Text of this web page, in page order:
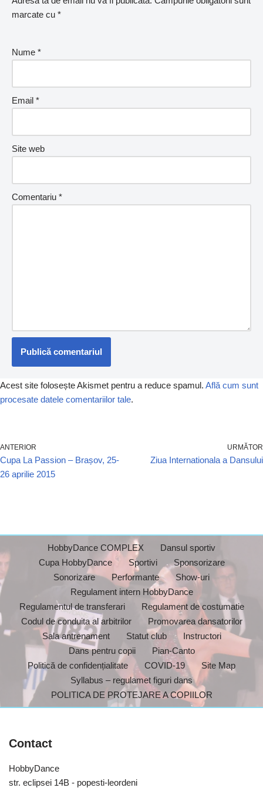
marcate cu *
Nume *
Email *
Site web
Comentariu *
Acest site folosește Akismet pentru a reduce spamul. Află cum sunt
procesate datele comentariilor tale.
ANTERIOR
Cupa La Passion – Brașov, 25-
26 aprilie 2015
URMĂTOR
Ziua Internationala a Dansului
HobbyDance COMPLEX
Dansul sportiv
Cupa HobbyDance
Sportivi
Sponsorizare
Sonorizare
Performante
Show-uri
Regulament intern HobbyDance
Regulamentul de transferari
Regulament de costumatie
Codul de conduita al arbitrilor
Promovarea dansatorilor
Sala antrenament
Statut club
Instructori
Dans pentru copii
Pian-Canto
Politică de confidențialitate
COVID-19
Site Map
Syllabus – regulamet figuri dans
POLITICA DE PROTEJARE A COPIILOR
Contact
HobbyDance
str. eclipsei 14B - popesti-leordeni